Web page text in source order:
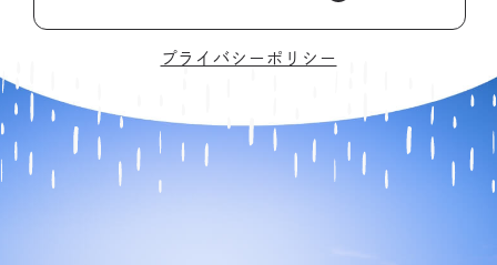
プライバシーポリシー